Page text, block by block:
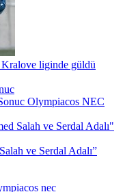
Kralove liginde güldü
Olympiacos NEC
ve Serdal Adalı”